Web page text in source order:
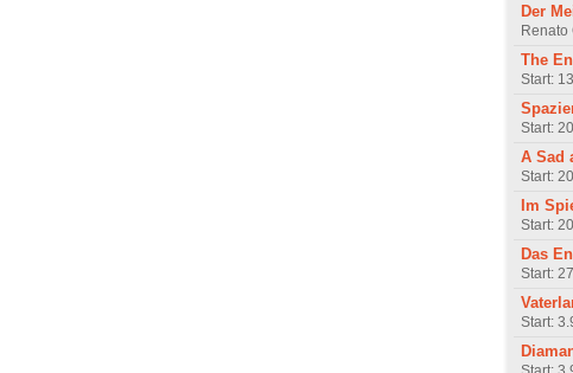
Der
Renato
The
Start:
Start:
A Sad
Start:
Im
Start:
Das
Start:
Start: